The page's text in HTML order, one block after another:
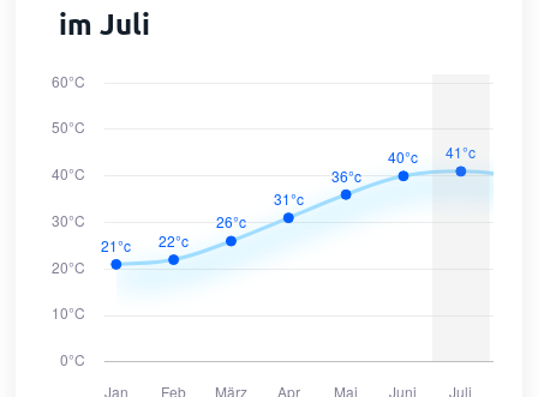
im Juli